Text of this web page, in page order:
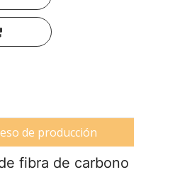
de producción
fibra de carbono